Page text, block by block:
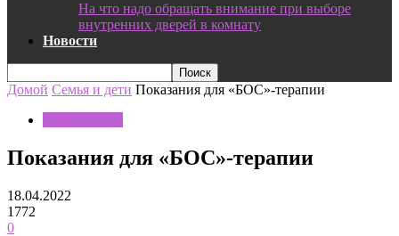
На что надо обращать внимание при выборе
внутренних дверей в комнату
Новости
Домой Семья и дети Показания для «БОС»-терапии
Показания для «БОС»-терапии
18.04.2022
1772
0